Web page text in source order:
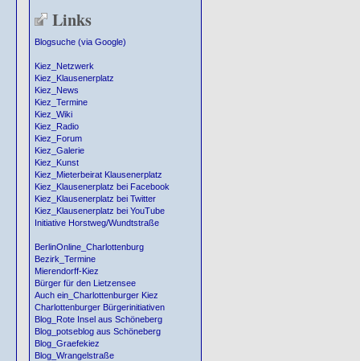
Links
Blogsuche (via Google)
Kiez_Netzwerk
Kiez_Klausenerplatz
Kiez_News
Kiez_Termine
Kiez_Wiki
Kiez_Radio
Kiez_Forum
Kiez_Galerie
Kiez_Kunst
Kiez_Mieterbeirat Klausenerplatz
Kiez_Klausenerplatz bei Facebook
Kiez_Klausenerplatz bei Twitter
Kiez_Klausenerplatz bei YouTube
Initiative Horstweg/Wundtstraße
BerlinOnline_Charlottenburg
Bezirk_Termine
Mierendorff-Kiez
Bürger für den Lietzensee
Auch ein_Charlottenburger Kiez
Charlottenburger Bürgerinitiativen
Blog_Rote Insel aus Schöneberg
Blog_potseblog aus Schöneberg
Blog_Graefekiez
Blog_Wrangelstraße